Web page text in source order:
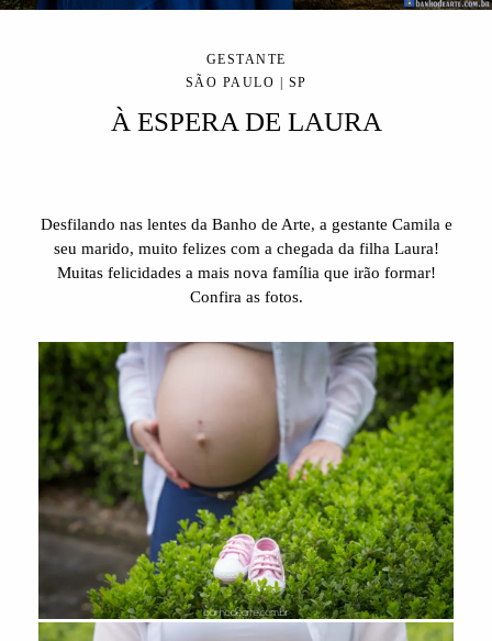
GESTANTE
SÃO PAULO | SP
À ESPERA DE LAURA
Desfilando nas lentes da Banho de Arte, a gestante Camila e
seu marido, muito felizes com a chegada da filha Laura!
Muitas felicidades a mais nova família que irão formar!
Confira as fotos.